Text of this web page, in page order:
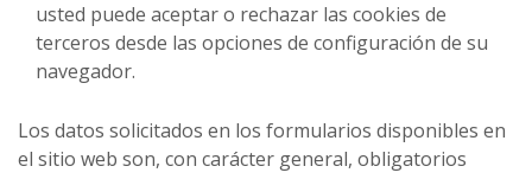
usted puede aceptar o rechazar las cookies de
terceros desde las opciones de configuración de su
navegador.
Los datos solicitados en los formularios disponibles en
el sitio web son, con carácter general, obligatorios